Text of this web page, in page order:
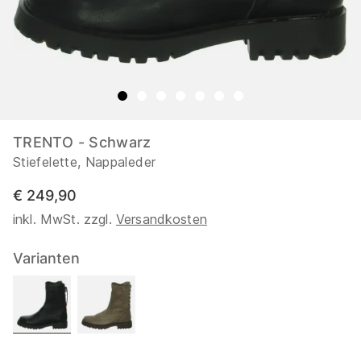
TRENTO - Schwarz
Stiefelette, Nappaleder
€ 249,90
inkl. MwSt. zzgl. Versandkosten
Varianten